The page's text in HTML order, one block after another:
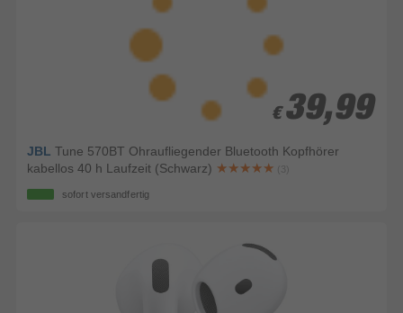
€ 39,99
€ 39,99
JBL Tune 570BT Ohraufliegender Bluetooth Kopfhörer
kabellos 40 h Laufzeit (Schwarz)
(3)
sofort versandfertig